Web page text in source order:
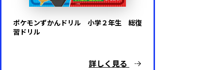
ポケモンずかんドリル 小学２年生 総復
習ドリル
詳しく見る